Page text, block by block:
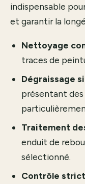
indispensable
et garantir la
Nettoyage
traces de
Dégraissage
présentant des
Traitement
enduit de
sélectionné.
Contrôle